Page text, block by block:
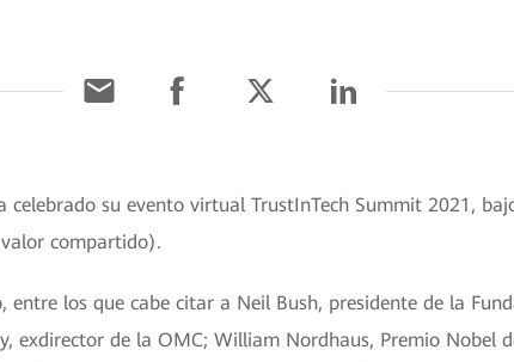
celebrado su evento virtual TrustInTech Summit 2021,
compartido).
los que cabe citar a Neil Bush, presidente de la
exdirector de la OMC; William Nordhaus, Premio Nobel